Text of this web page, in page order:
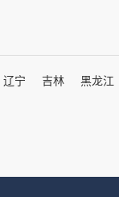
辽宁 吉林 黑龙江